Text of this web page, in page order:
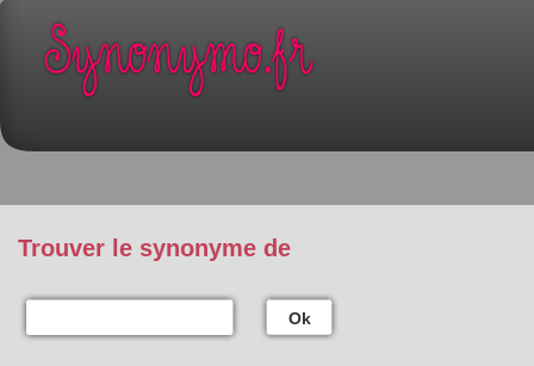
Trouver le synonyme de
Ok